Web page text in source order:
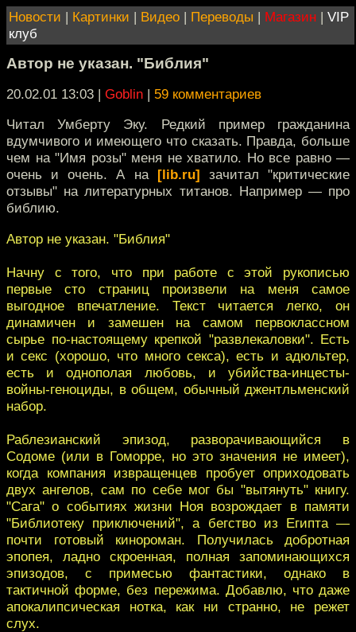
Новости | Картинки | Видео | Переводы | Магазин | VIP
клуб
Автор не указан. "Библия"
20.02.01 13:03 | Goblin | 59 комментариев
Читал Умберту Эку. Редкий пример гражданина
вдумчивого и имеющего что сказать. Правда, больше
чем на "Имя розы" меня не хватило. Но все равно —
очень и очень. А на [lib.ru] зачитал "критические
отзывы" на литературных титанов. Например — про
библию.
Автор не указан. "Библия"
Начну с того, что при работе с этой рукописью
первые сто страниц произвели на меня самое
выгодное впечатление. Текст читается легко, он
динамичен и замешен на самом первоклассном
сырье по-настоящему крепкой "развлекаловки". Есть
и секс (хорошо, что много секса), есть и адюльтер,
есть и однополая любовь, и убийства-инцесты-
войны-геноциды, в общем, обычный джентльменский
набор.
Раблезианский эпизод, разворачивающийся в
Содоме (или в Гоморре, но это значения не имеет),
когда компания извращенцев пробует оприходовать
двух ангелов, сам по себе мог бы "вытянуть" книгу.
"Сага" о событиях жизни Ноя возрождает в памяти
"Библиотеку приключений", а бегство из Египта —
почти готовый кинороман. Получилась добротная
эпопея, ладно скроенная, полная запоминающихся
эпизодов, с примесью фантастики, однако в
тактичной форме, без пережима. Добавлю, что даже
апокалипсическая нотка, как ни странно, не режет
слух.